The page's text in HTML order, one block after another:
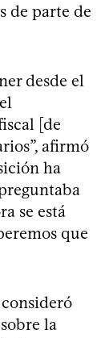
de parte de
desde el
[de
afirmó
ha
se está
que
la